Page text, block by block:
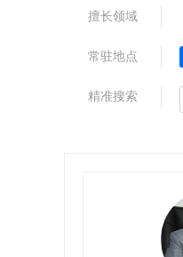
擅长领域
常驻地点
精准搜索